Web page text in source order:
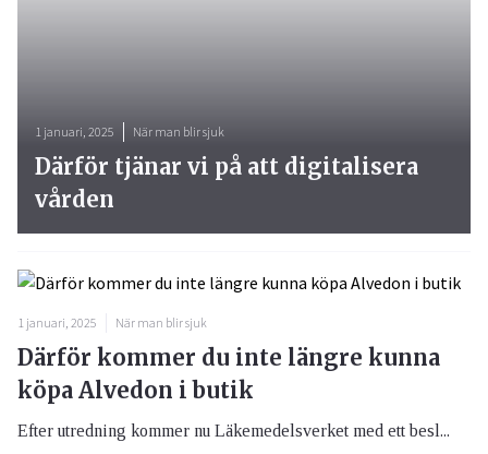
1 januari, 2025 När man blir sjuk
Därför tjänar vi på att digitalisera
vården
1 januari, 2025 När man blir sjuk
Därför kommer du inte längre kunna
köpa Alvedon i butik
Efter utredning kommer nu Läkemedelsverket med ett besl...